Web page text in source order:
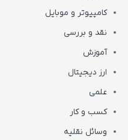
کامپیوتر و موبایل
نقد و بررسی
آموزش
ارز دیجیتال
علمی
کسب و کار
وسائل نقلیه